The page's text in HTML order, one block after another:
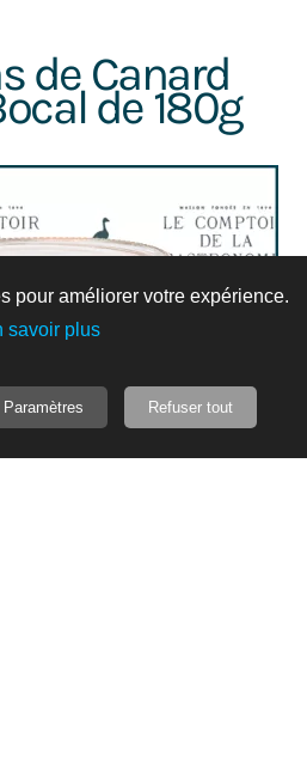
de Canard
de 180g
pour améliorer votre expérience.
savoir plus
Paramètres Refuser tout